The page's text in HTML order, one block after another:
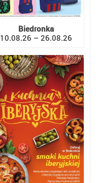
Biedronka
10.08.26 – 26.08.26